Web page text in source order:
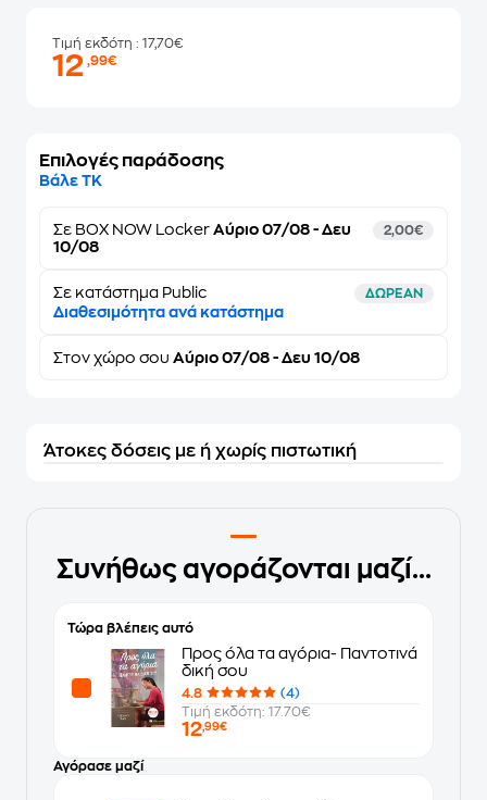
Τιμή εκδότη : 17,70€
12,99€
Επιλογές παράδοσης
Βάλε ΤΚ
Σε BOX NOW Locker Αύριο 07/08 - Δευ
10/08
2,00€
Σε κατάστημα Public ΔΩΡΕΑΝ
Διαθεσιμότητα ανά κατάστημα
Στον χώρο σου Αύριο 07/08 - Δευ 10/08
Άτοκες δόσεις με ή χωρίς πιστωτική
Συνήθως αγοράζονται μαζί...
Τώρα βλέπεις αυτό
Προς όλα τα αγόρια- Παντοτινά
δική σου
4.8
(4)
Τιμή εκδότη: 17.70€
12,99€
Αγόρασε μαζί